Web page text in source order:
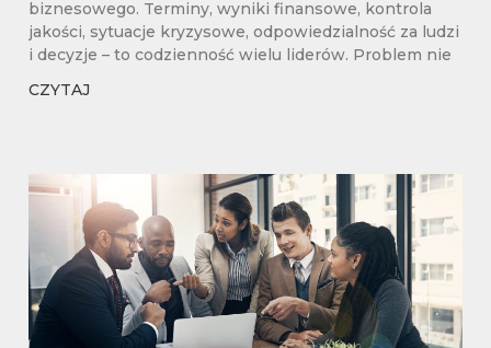
biznesowego. Terminy, wyniki finansowe, kontrola
jakości, sytuacje kryzysowe, odpowiedzialność za ludzi
i decyzje – to codzienność wielu liderów. Problem nie
CZYTAJ